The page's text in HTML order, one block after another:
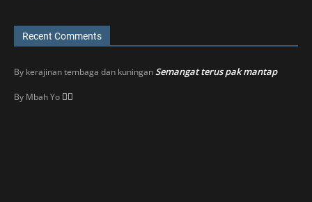
Recent Comments
By kerajinan tembaga dan kuninganSemangat terus pak mantap
By Mbah Yo 👍🏼